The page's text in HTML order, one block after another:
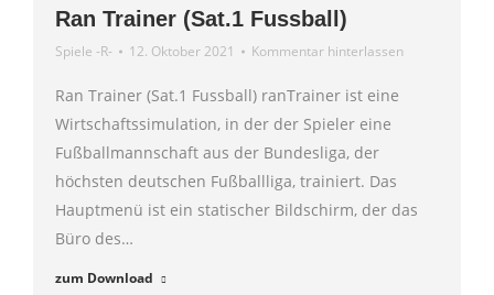
Ran Trainer (Sat.1 Fussball)
Spiele -R- 12. Oktober 2021 Kommentar hinterlassen
Ran Trainer (Sat.1 Fussball) ranTrainer ist eine
Wirtschaftssimulation, in der der Spieler eine
Fußballmannschaft aus der Bundesliga, der
höchsten deutschen Fußballliga, trainiert. Das
Hauptmenü ist ein statischer Bildschirm, der das
Büro des…
zum Download